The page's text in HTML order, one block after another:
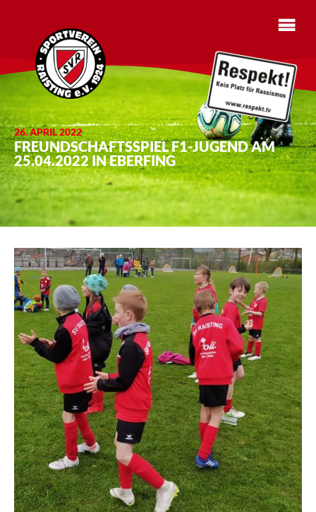
26. APRIL 2022
FREUNDSCHAFTSSPIEL F1-JUGEND AM
25.04.2022 IN EBERFING